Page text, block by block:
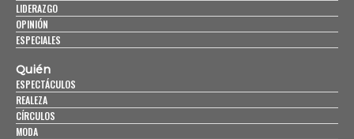
LIDERAZGO
OPINIÓN
ESPECIALES
Quién
ESPECTÁCULOS
REALEZA
CÍRCULOS
MODA